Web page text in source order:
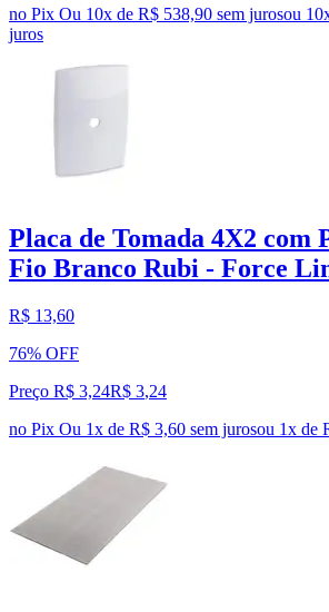
no Pix Ou 10x de R$ 538,90 sem jurosou 10
juros
Placa de Tomada 4X2 com
Fio Branco Rubi - Force
R$ 13,60
76% OFF
Preço R$ 3,24R$ 3,24
no Pix Ou 1x de R$ 3,60 sem jurosou 1x de